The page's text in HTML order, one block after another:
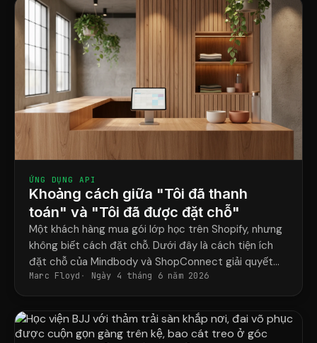
ỨNG DỤNG API
Khoảng cách giữa "Tôi đã thanh
toán" và "Tôi đã được đặt chỗ"
Một khách hàng mua gói lớp học trên Shopify, nhưng
không biết cách đặt chỗ. Dưới đây là cách tiện ích
đặt chỗ của Mindbody và ShopConnect giải quyết
vấn đề đó một cách triệt để.
Marc Floyd Ngày 4 tháng 6 năm 2026